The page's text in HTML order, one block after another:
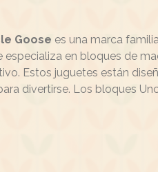
Goose es una marca
en bloques de
Estos juguetes están
divertirse. Los bloques